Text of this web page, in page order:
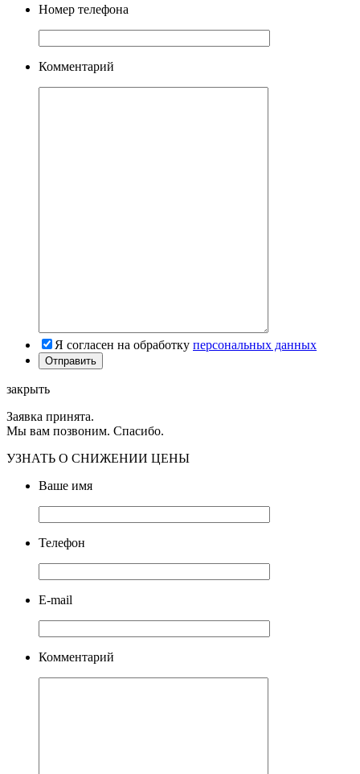
Номер телефона
Комментарий
Я согласен на обработку персональных данных
закрыть
Заявка принята.
Мы вам позвоним. Спасибо.
УЗНАТЬ О СНИЖЕНИИ ЦЕНЫ
Ваше имя
Телефон
E-mail
Комментарий